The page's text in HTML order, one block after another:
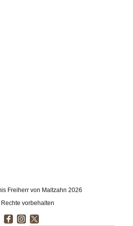
Freiherr von Maltzahn 2026
vorbehalten